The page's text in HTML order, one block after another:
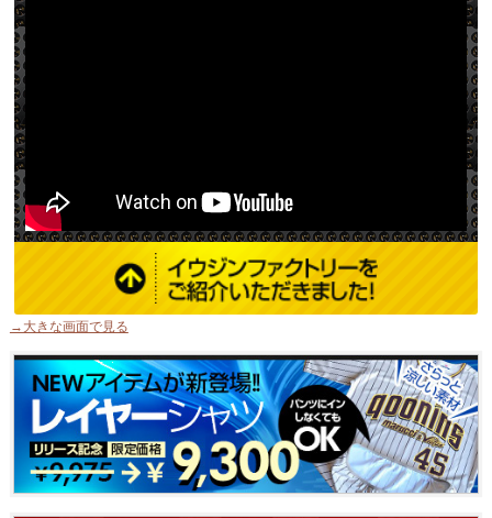
→大きな画面で見る